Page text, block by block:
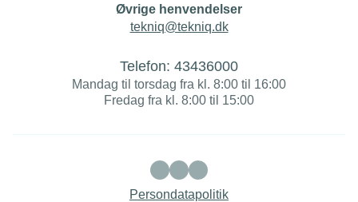
Øvrige henvendelser
tekniq@tekniq.dk
Telefon: 43436000
Mandag til torsdag fra kl. 8:00 til 16:00
Fredag fra kl. 8:00 til 15:00
Persondatapolitik